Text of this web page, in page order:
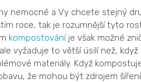
nemocné a Vy chcete stejný
roce, tak je rozumnější tyto
kompostováníje však možné
vyžaduje to větší úsilí než, když
materiály. Když
že mohou být zdrojem šíření